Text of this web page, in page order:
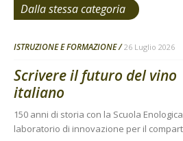
Dalla stessa categoria
ISTRUZIONE E FORMAZIONE 26 Luglio 2026
Scrivere il futuro del vino
italiano
150 anni di storia con la Scuola
laboratorio di innovazione per il